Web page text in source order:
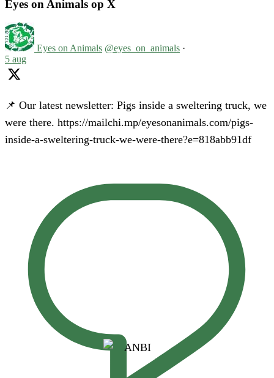
Eyes on Animals op X
Eyes on Animals @eyes_on_animals ·
5 aug
📌 Our latest newsletter: Pigs inside a sweltering truck, we
were there. https://mailchi.mp/eyesonanimals.com/pigs-
inside-a-sweltering-truck-we-were-there?e=818abb91df